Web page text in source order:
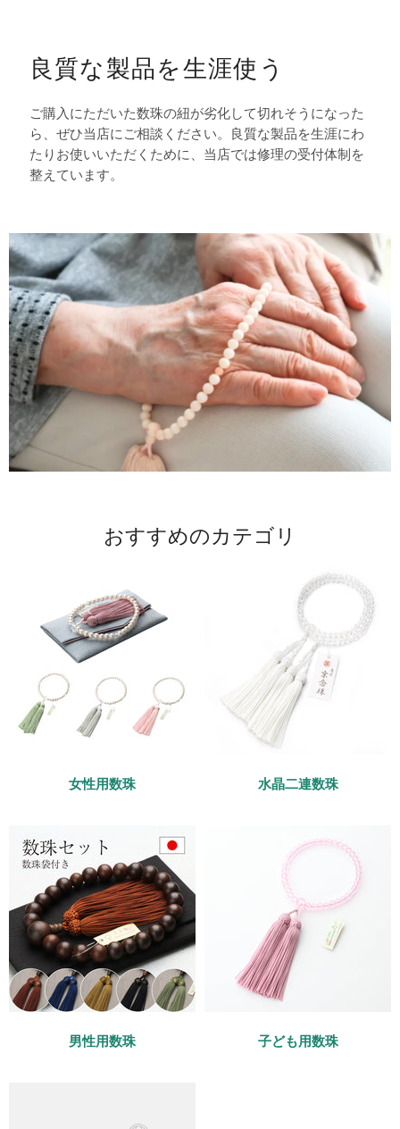
良質な製品を生涯使う
ご購入にただいた数珠の紐が劣化して切れそうになった
ら、ぜひ当店にご相談ください。良質な製品を生涯にわ
たりお使いいただくために、当店では修理の受付体制を
整えています。
おすすめのカテゴリ
女性用数珠 水晶二連数珠
男性用数珠 子ども用数珠